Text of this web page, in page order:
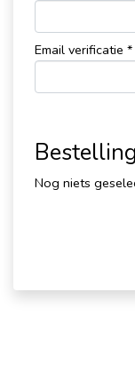
Email verificatie *
Bestelling
Nog niets